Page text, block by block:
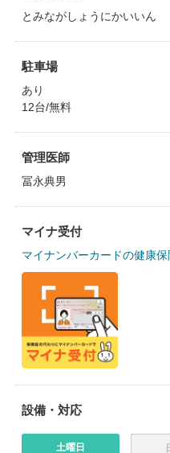
とみながしょうにかいいん
駐車場
あり
12台/無料
管理医師
冨永典男
マイナ受付
マイナンバーカードの健康
設備・対応
土曜日